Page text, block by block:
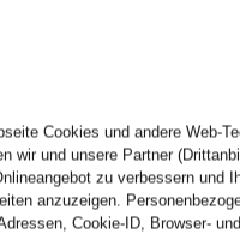
Cookies und andere Web-
wir und unsere Partner
zu verbessern und
anzuzeigen.
Cookie-ID, Browser-